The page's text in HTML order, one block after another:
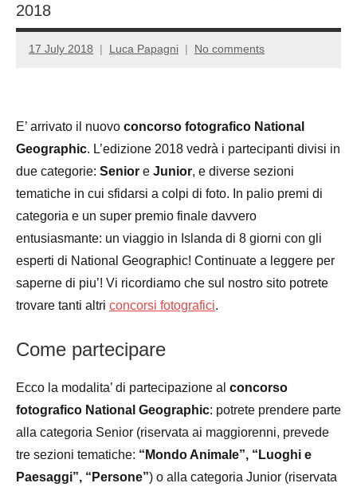
2018
17 July 2018 Luca Papagni No comments
E’ arrivato il nuovo concorso fotografico National
Geographic. L’edizione 2018 vedrà i partecipanti divisi in
due categorie: Senior e Junior, e diverse sezioni
tematiche in cui sfidarsi a colpi di foto. In palio premi di
categoria e un super premio finale davvero
entusiasmante: un viaggio in Islanda di 8 giorni con gli
esperti di National Geographic! Continuate a leggere per
saperne di piu’! Vi ricordiamo che sul nostro sito potrete
trovare tanti altri concorsi fotografici.
Come partecipare
Ecco la modalita’ di partecipazione al concorso
fotografico National Geographic: potrete prendere parte
alla categoria Senior (riservata ai maggiorenni, prevede
tre sezioni tematiche: “Mondo Animale”, “Luoghi e
Paesaggi”, “Persone”) o alla categoria Junior (riservata